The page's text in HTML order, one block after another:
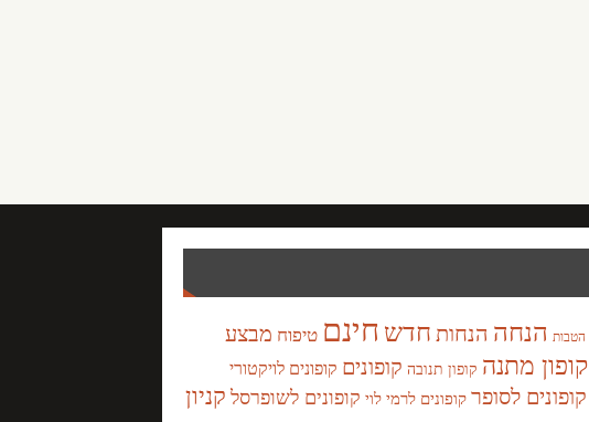
הטבות הנחה הנחותחדש חינם טיפוח מבצע
קופון מתנה קופון תנובה קופונים קופונים לויקטורי
קופונים לסופר קופונים לרמי לוי קופונים לשופרסל קניון